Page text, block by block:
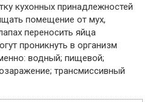
кухонных принадлежностей
помещение от мух,
переносить яйца
проникнуть в организм
водный; пищевой;
трансмиссивный